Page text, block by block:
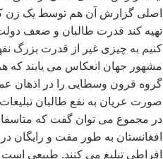
اصلی گزارش آن هم توسط یک زن
تهیه کند قدرت طالبان و ضعف
کنیم به چیزی غیر از قدرت بزرگ
مشهور جهان انعکاس می یابند که
گروه قرون وسطایی را در اذهان
صورت عریان به نفع طالبان
در مجموع می توان گفت که
افغانستان به طور مفت و رایگان
افراطی تبلیغ می کنند. طبیعی است